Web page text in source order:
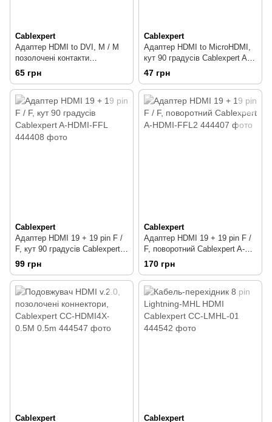
Cablexpert
Адаптер HDMI to DVI, M / M
позолочені контакти
Cablexpert A-HDMI-DVI-1
65 грн
Cablexpert
Адаптер HDMI to MicroHDMI,
кут 90 градусів Cablexpert A-
HDMI-FDML
47 грн
Cablexpert
Адаптер HDMI 19 + 19 pin F /
F, кут 90 градусів Cablexpert
A-HDMI-FFL
99 грн
Cablexpert
Адаптер HDMI 19 + 19 pin F /
F, поворотний Cablexpert A-
HDMI-FFL2
170 грн
Cablexpert Cablexpert